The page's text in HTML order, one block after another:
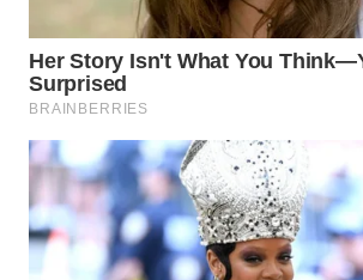
WN DELI
SERDANG
TEBING
TINGGI
WN
PAKPAK